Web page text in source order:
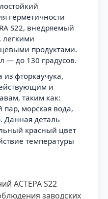
герметичности
S22, внедряемый
легкими
продуктами.
— до 130 градусов.
из фторкаучука,
и
таким как:
морская вода,
Данная деталь
красный цвет
температуры
АСТЕРА S22
заводских